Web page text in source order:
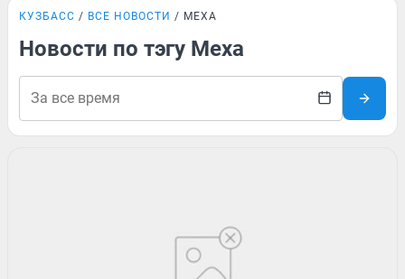
КУЗБАСС ВСЕ НОВОСТИ МЕХА
Новости по тэгу Меха